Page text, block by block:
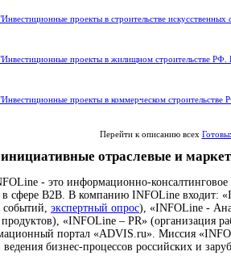
проекты в строительстве
проекты в жилищном строительстве
проекты в коммерческом
Перейти к описанию всех
отраслевые и
- это информационно-консалтинговое
в сфере B2B. В компанию INFOLine входит:
экспертный опрос), «INFOLine -
продуктов), «INFOLine – PR» (организация
портал «ADVIS.ru». Миссия
ведения бизнес-процессов российских и